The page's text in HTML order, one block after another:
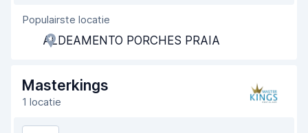
Behulpzame medewerker
Snelheid ophaalproces
Snelheid inleverproces
Populairste locatie
ALDEAMENTO PORCHES PRAIA
Masterkings
1 locatie